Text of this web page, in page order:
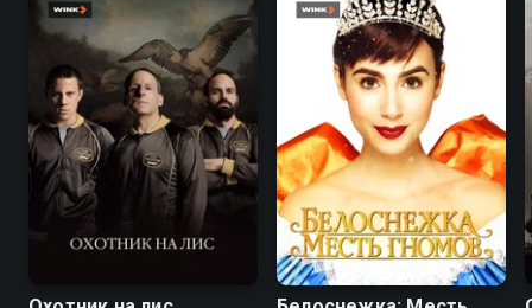
6.5 7.0 6.1 5.6